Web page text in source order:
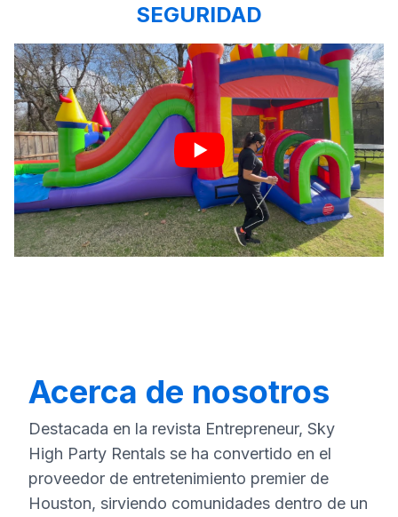
SEGURIDAD
Acerca de nosotros
Destacada en la revista Entrepreneur, Sky
High Party Rentals se ha convertido en el
proveedor de entretenimiento premier de
Houston, sirviendo comunidades dentro de un